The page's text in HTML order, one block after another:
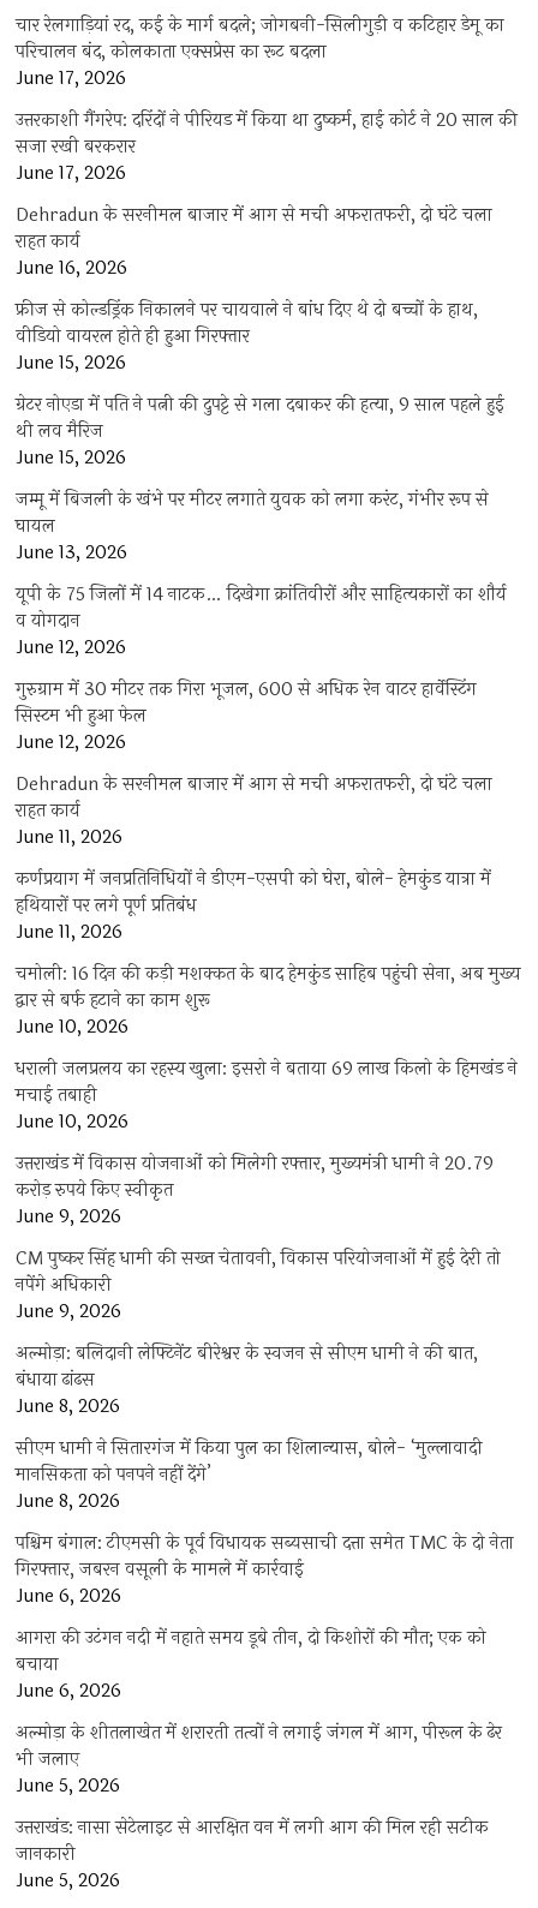
चार रेलगाड़ियां रद, कई के मार्ग बदले; जोगबनी-सिलीगुड़ी व कटिहार डेमू का
परिचालन बंद, कोलकाता एक्सप्रेस का रूट बदला
June 17, 2026
उत्तरकाशी गैंगरेप: दरिंदों ने पीरियड में किया था दुष्कर्म, हाई कोर्ट ने 20 साल की
सजा रखी बरकरार
June 17, 2026
Dehradun के सरनीमल बाजार में आग से मची अफरातफरी, दो घंटे चला
राहत कार्य
June 16, 2026
फ्रीज से कोल्डड्रिंक निकालने पर चायवाले ने बांध दिए थे दो बच्चों के हाथ,
वीडियो वायरल होते ही हुआ गिरफ्तार
June 15, 2026
ग्रेटर नोएडा में पति ने पत्नी की दुपट्टे से गला दबाकर की हत्या, 9 साल पहले हुई
थी लव मैरिज
June 15, 2026
जम्मू में बिजली के खंभे पर मीटर लगाते युवक को लगा करंट, गंभीर रूप से
घायल
June 13, 2026
यूपी के 75 जिलों में 14 नाटक… दिखेगा क्रांतिवीरों और साहित्यकारों का शौर्य
व योगदान
June 12, 2026
गुरुग्राम में 30 मीटर तक गिरा भूजल, 600 से अधिक रेन वाटर हार्वेस्टिंग
सिस्टम भी हुआ फेल
June 12, 2026
Dehradun के सरनीमल बाजार में आग से मची अफरातफरी, दो घंटे चला
राहत कार्य
June 11, 2026
कर्णप्रयाग में जनप्रतिनिधियों ने डीएम-एसपी को घेरा, बोले- हेमकुंड यात्रा में
हथियारों पर लगे पूर्ण प्रतिबंध
June 11, 2026
चमोली: 16 दिन की कड़ी मशक्कत के बाद हेमकुंड साहिब पहुंची सेना, अब मुख्य
द्वार से बर्फ हटाने का काम शुरू
June 10, 2026
धराली जलप्रलय का रहस्य खुला: इसरो ने बताया 69 लाख किलो के हिमखंड ने
मचाई तबाही
June 10, 2026
उत्तराखंड में विकास योजनाओं को मिलेगी रफ्तार, मुख्यमंत्री धामी ने 20.79
करोड़ रुपये किए स्वीकृत
June 9, 2026
CM पुष्कर सिंह धामी की सख्त चेतावनी, विकास परियोजनाओं में हुई देरी तो
नपेंगे अधिकारी
June 9, 2026
अल्मोड़ा: बलिदानी लेफ्टिनेंट बीरेश्वर के स्वजन से सीएम धामी ने की बात,
बंधाया ढांढस
June 8, 2026
सीएम धामी ने सितारगंज में किया पुल का शिलान्यास, बोले- ‘मुल्लावादी
मानसिकता को पनपने नहीं देंगे’
June 8, 2026
पश्चिम बंगाल: टीएमसी के पूर्व विधायक सब्यसाची दत्ता समेत TMC के दो नेता
गिरफ्तार, जबरन वसूली के मामले में कार्रवाई
June 6, 2026
आगरा की उटंगन नदी में नहाते समय डूबे तीन, दो किशोरों की मौत; एक को
बचाया
June 6, 2026
अल्मोड़ा के शीतलाखेत में शरारती तत्वों ने लगाई जंगल में आग, पीरूल के ढेर
भी जलाए
June 5, 2026
उत्तराखंड: नासा सेटेलाइट से आरक्षित वन में लगी आग की मिल रही सटीक
जानकारी
June 5, 2026